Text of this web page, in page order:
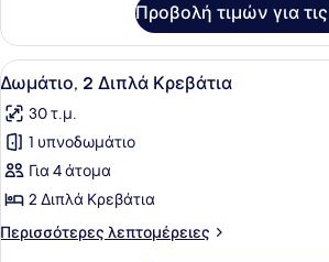
-
Disability
Access
Suite
Disability
Access
Προβολή τιμών για
Προβολή
όλων
των
φωτογραφιών
για
Δωμάτιο,
2
Διπλά
Ένα
7
Δωμάτιο, 2 Διπλά Κρεβάτια
30 τ.μ.
1 υπνοδωμάτιο
Για 4 άτομα
2 Διπλά Κρεβάτια
Περισσότερες λεπτομέρειες
Περισσότερες